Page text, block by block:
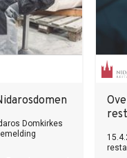
Domkirkes